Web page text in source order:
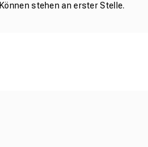
Können stehen an erster Stelle.